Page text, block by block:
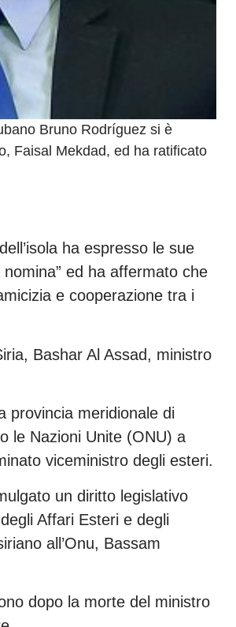
Bruno Rodríguez si è
Faisal Mekdad, ed ha ratificato
ha espresso le sue
ed ha affermato che
e cooperazione tra i
Bashar Al Assad, ministro
provincia meridionale di
le Nazioni Unite (ONU) a
viceministro degli esteri.
un diritto legislativo
Affari Esteri e degli
all’Onu, Bassam
dopo la morte del ministro